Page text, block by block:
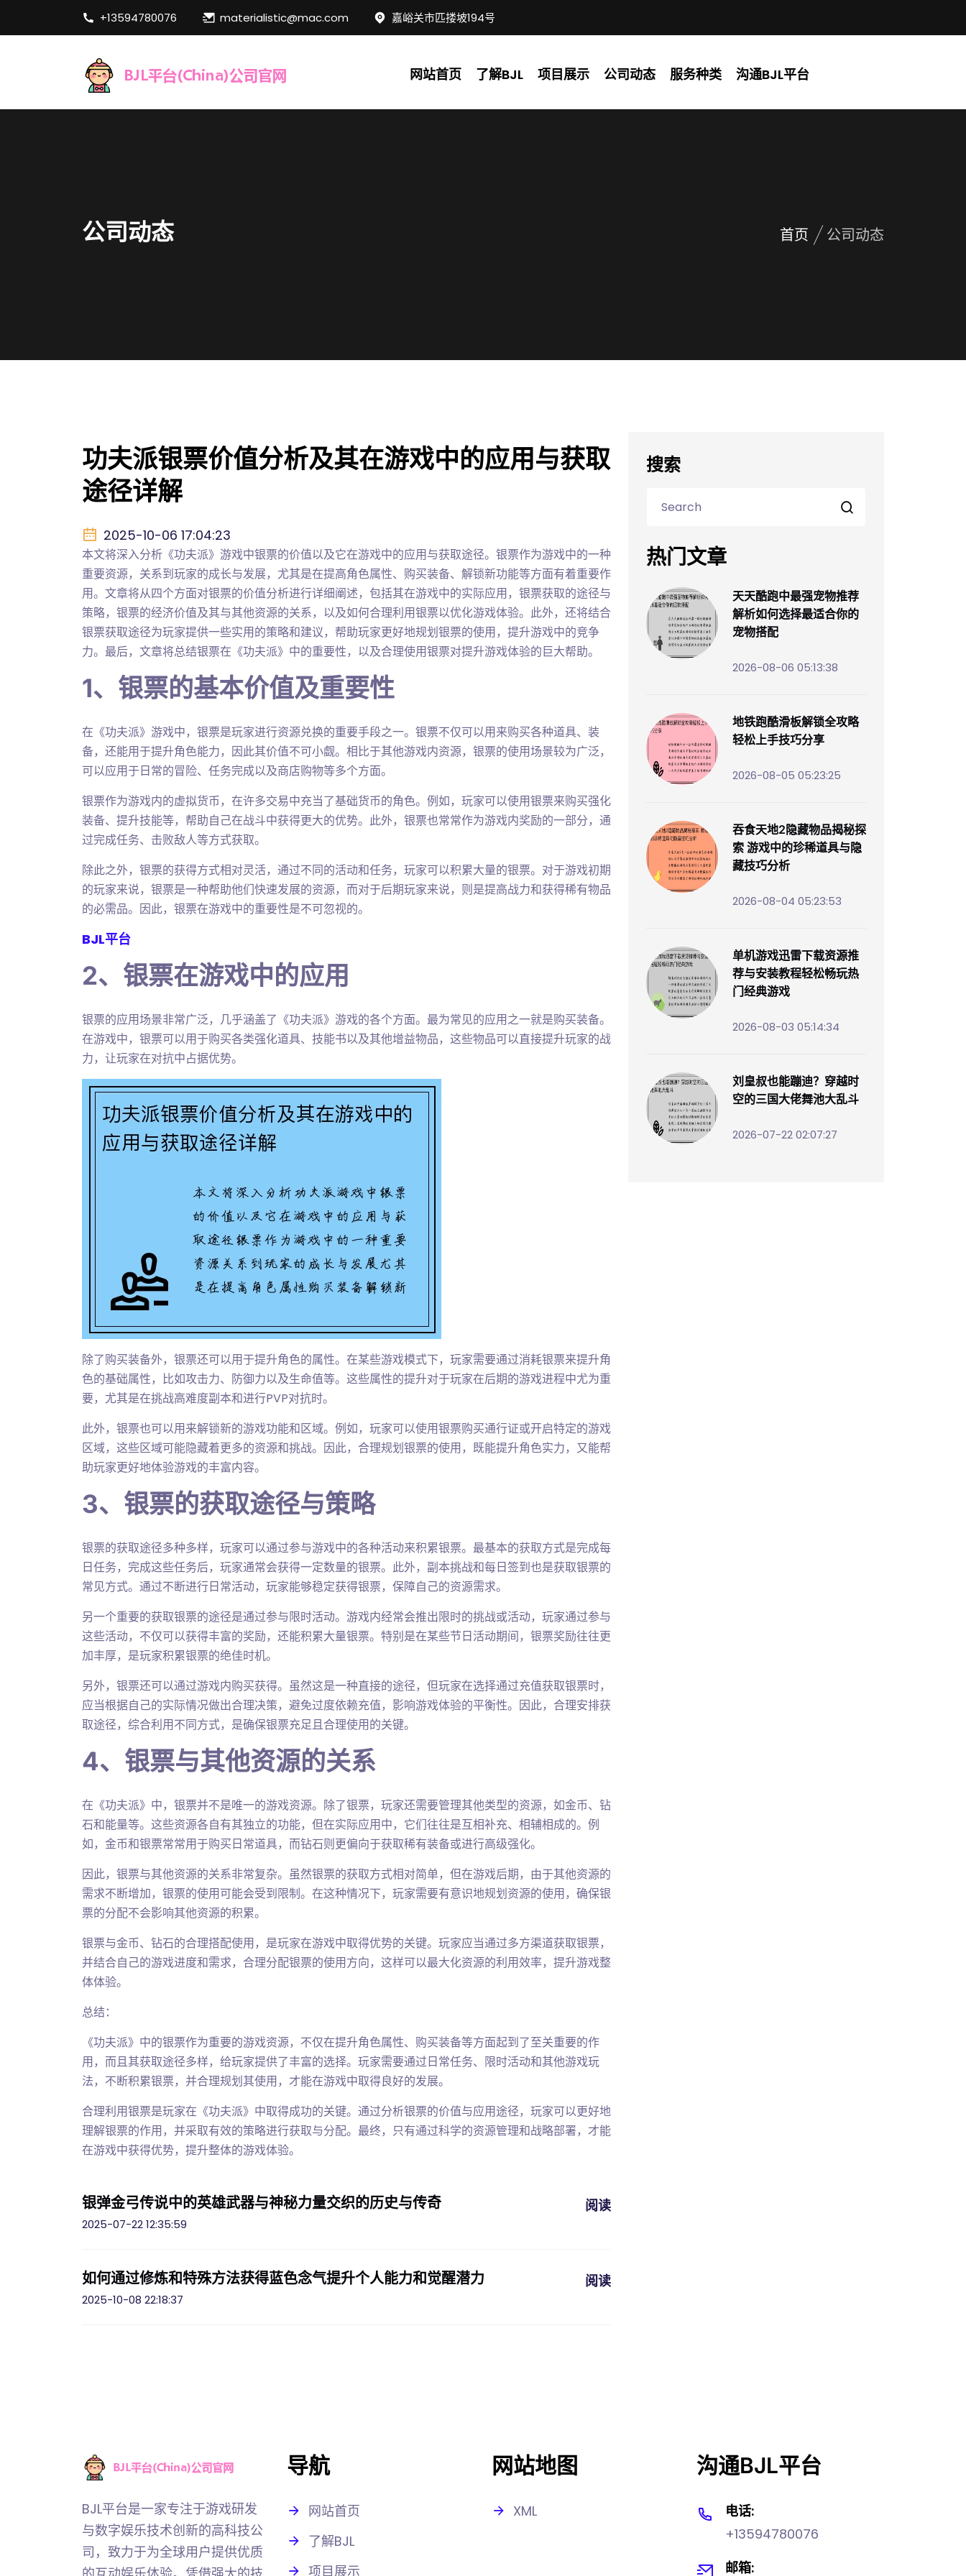
+13594780076 materialistic@mac.com 嘉峪关市匹搂坡194号
网站首页 了解BJL 项目展示 公司动态 服务种类 沟通BJL平台
公司动态 首页 公司动态
功夫派银票价值分析及其在游戏中的应用与获取
途径详解
2025-10-06 17:04:23
本文将深入分析《功夫派》游戏中银票的价值以及它在游戏中的应用与获取途径。银票作为游戏中的一种
重要资源，关系到玩家的成长与发展，尤其是在提高角色属性、购买装备、解锁新功能等方面有着重要作
用。文章将从四个方面对银票的价值分析进行详细阐述，包括其在游戏中的实际应用，银票获取的途径与
策略，银票的经济价值及其与其他资源的关系，以及如何合理利用银票以优化游戏体验。此外，还将结合
银票获取途径为玩家提供一些实用的策略和建议，帮助玩家更好地规划银票的使用，提升游戏中的竞争
力。最后，文章将总结银票在《功夫派》中的重要性，以及合理使用银票对提升游戏体验的巨大帮助。
1、银票的基本价值及重要性
在《功夫派》游戏中，银票是玩家进行资源兑换的重要手段之一。银票不仅可以用来购买各种道具、装
备，还能用于提升角色能力，因此其价值不可小觑。相比于其他游戏内资源，银票的使用场景较为广泛，
可以应用于日常的冒险、任务完成以及商店购物等多个方面。
银票作为游戏内的虚拟货币，在许多交易中充当了基础货币的角色。例如，玩家可以使用银票来购买强化
装备、提升技能等，帮助自己在战斗中获得更大的优势。此外，银票也常常作为游戏内奖励的一部分，通
过完成任务、击败敌人等方式获取。
除此之外，银票的获得方式相对灵活，通过不同的活动和任务，玩家可以积累大量的银票。对于游戏初期
的玩家来说，银票是一种帮助他们快速发展的资源，而对于后期玩家来说，则是提高战力和获得稀有物品
的必需品。因此，银票在游戏中的重要性是不可忽视的。
BJL平台
2、银票在游戏中的应用
银票的应用场景非常广泛，几乎涵盖了《功夫派》游戏的各个方面。最为常见的应用之一就是购买装备。
在游戏中，银票可以用于购买各类强化道具、技能书以及其他增益物品，这些物品可以直接提升玩家的战
力，让玩家在对抗中占据优势。
除了购买装备外，银票还可以用于提升角色的属性。在某些游戏模式下，玩家需要通过消耗银票来提升角
色的基础属性，比如攻击力、防御力以及生命值等。这些属性的提升对于玩家在后期的游戏进程中尤为重
要，尤其是在挑战高难度副本和进行PVP对抗时。
此外，银票也可以用来解锁新的游戏功能和区域。例如，玩家可以使用银票购买通行证或开启特定的游戏
区域，这些区域可能隐藏着更多的资源和挑战。因此，合理规划银票的使用，既能提升角色实力，又能帮
助玩家更好地体验游戏的丰富内容。
3、银票的获取途径与策略
银票的获取途径多种多样，玩家可以通过参与游戏中的各种活动来积累银票。最基本的获取方式是完成每
日任务，完成这些任务后，玩家通常会获得一定数量的银票。此外，副本挑战和每日签到也是获取银票的
常见方式。通过不断进行日常活动，玩家能够稳定获得银票，保障自己的资源需求。
另一个重要的获取银票的途径是通过参与限时活动。游戏内经常会推出限时的挑战或活动，玩家通过参与
这些活动，不仅可以获得丰富的奖励，还能积累大量银票。特别是在某些节日活动期间，银票奖励往往更
加丰厚，是玩家积累银票的绝佳时机。
另外，银票还可以通过游戏内购买获得。虽然这是一种直接的途径，但玩家在选择通过充值获取银票时，
应当根据自己的实际情况做出合理决策，避免过度依赖充值，影响游戏体验的平衡性。因此，合理安排获
取途径，综合利用不同方式，是确保银票充足且合理使用的关键。
4、银票与其他资源的关系
在《功夫派》中，银票并不是唯一的游戏资源。除了银票，玩家还需要管理其他类型的资源，如金币、钻
石和能量等。这些资源各自有其独立的功能，但在实际应用中，它们往往是互相补充、相辅相成的。例
如，金币和银票常常用于购买日常道具，而钻石则更偏向于获取稀有装备或进行高级强化。
因此，银票与其他资源的关系非常复杂。虽然银票的获取方式相对简单，但在游戏后期，由于其他资源的
需求不断增加，银票的使用可能会受到限制。在这种情况下，玩家需要有意识地规划资源的使用，确保银
票的分配不会影响其他资源的积累。
银票与金币、钻石的合理搭配使用，是玩家在游戏中取得优势的关键。玩家应当通过多方渠道获取银票，
并结合自己的游戏进度和需求，合理分配银票的使用方向，这样可以最大化资源的利用效率，提升游戏整
体体验。
总结：
《功夫派》中的银票作为重要的游戏资源，不仅在提升角色属性、购买装备等方面起到了至关重要的作
用，而且其获取途径多样，给玩家提供了丰富的选择。玩家需要通过日常任务、限时活动和其他游戏玩
法，不断积累银票，并合理规划其使用，才能在游戏中取得良好的发展。
合理利用银票是玩家在《功夫派》中取得成功的关键。通过分析银票的价值与应用途径，玩家可以更好地
理解银票的作用，并采取有效的策略进行获取与分配。最终，只有通过科学的资源管理和战略部署，才能
在游戏中获得优势，提升整体的游戏体验。
银弹金弓传说中的英雄武器与神秘力量交织的历史与传奇
2025-07-22 12:35:59
阅读
如何通过修炼和特殊方法获得蓝色念气提升个人能力和觉醒潜力
2025-10-08 22:18:37
阅读
搜索
热门文章
天天酷跑中最强宠物推荐
解析如何选择最适合你的
宠物搭配
2026-08-06 05:13:38
地铁跑酷滑板解锁全攻略
轻松上手技巧分享
2026-08-05 05:23:25
吞食天地2隐藏物品揭秘探
索 游戏中的珍稀道具与隐
藏技巧分析
2026-08-04 05:23:53
单机游戏迅雷下载资源推
荐与安装教程轻松畅玩热
门经典游戏
2026-08-03 05:14:34
刘皇叔也能蹦迪？穿越时
空的三国大佬舞池大乱斗
2026-07-22 02:07:27
BJL平台是一家专注于游戏研发
与数字娱乐技术创新的高科技公
司，致力于为全球用户提供优质
导航
网站首页
了解BJL
项目展示
网站地图
XML
沟通BJL平台
电话:
+13594780076
邮箱: